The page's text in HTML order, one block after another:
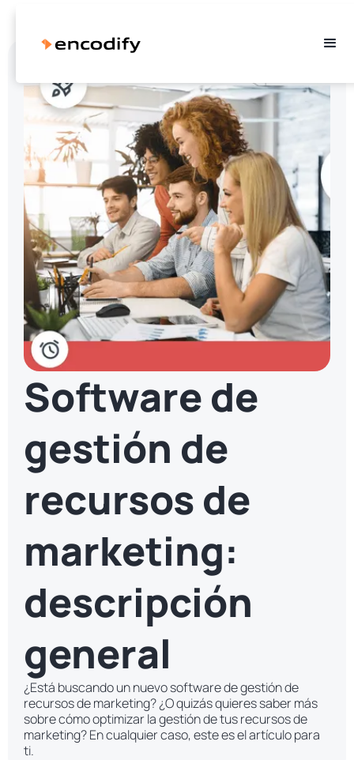
Software de
gestión de
recursos de
marketing:
descripción
general
¿Está buscando un nuevo software de gestión de
recursos de marketing? ¿O quizás quieres saber más
sobre cómo optimizar la gestión de tus recursos de
marketing? En cualquier caso, este es el artículo para
ti.